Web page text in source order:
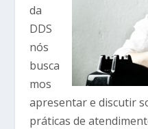
da
DDS
nós
busca
mos
apresentar e discutir
práticas de